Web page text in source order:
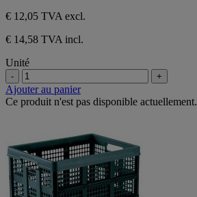
€ 12,05 TVA excl.
€ 14,58 TVA incl.
Unité
- +
Ajouter au panier
Ce produit n'est pas disponible actuellement.